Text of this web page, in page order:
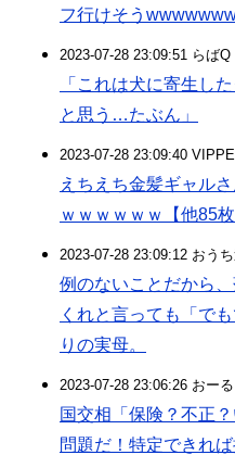
フ行けそう
2023-07-28 23:09:51 らばQ
「これは犬に寄生し
と思う…たぶん」
2023-07-28 23:09:40
えちえち金髪ギャル
ｗｗｗｗｗｗ【他85枚
2023-07-28 23:09:12 おう
例のないことだから
くれと言っても「で
りの実母。
2023-07-28 23:06:26 おー
国交相「保険？不正
問題だ！特定できれ